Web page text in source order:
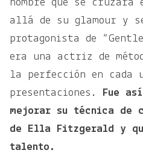
hombre que se cruzara
allá de su glamour y
protagonista de
era una actriz de
la perfección en cada
presentaciones. Fue
mejorar su técnica de
de Ella Fitzgerald y
talento.